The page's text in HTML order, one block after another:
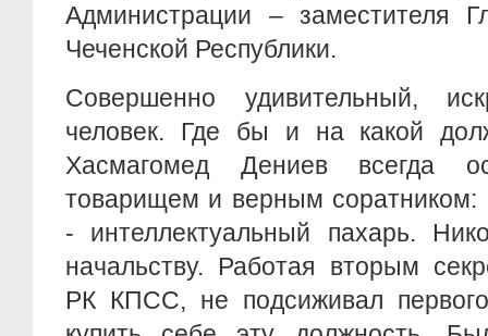
Администрации – заместителя
Чеченской Республики.
Совершенно удивительный,
человек. Где бы и на какой
Хасмагомед Дениев всегда
товарищем и верным соратником:
- интеллектуальный пахарь.
начальству. Работая вторым
РК КПСС, не подсиживал